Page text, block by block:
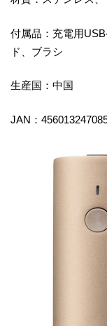
付属品：充電用
ド、ブラシ
生産国：中国
JAN：